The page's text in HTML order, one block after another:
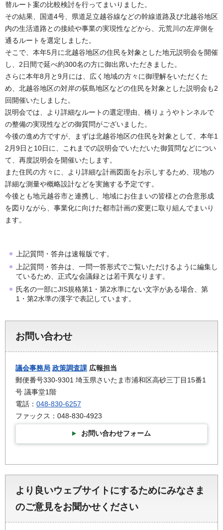
替ルート案の比較検討を行ってまいりました。
その結果、国道4号、県道足立越谷線などの幹線道路及び北越谷地区
内の生活道路との接続や事業の実現性などから、元荒川の左岸側を
通るルートを選定しました。
そこで、本年5月に北越谷地区の住民を対象とした地元説明会を開催
し、2日間で延べ約300名の方に御出席いただきました。
さらに本年8月と9月には、広く地域の方々に御理解をいただくた
め、北越谷地区の対岸の荻島地区などの住民を対象とした説明会も2
回開催いたしました。
説明会では、より詳細なルートの選定理由、橋りょうやトンネルで
の整備の実現性などの御質問がございました。
今後の進め方ですが、まずは北越谷地区の住民を対象として、本年1
2月9日と10日に、これまでの説明会でいただいた御質問などについ
て、再度説明会を開催いたします。
また住民の方々に、より詳細な計画図面をお示しするため、現地の
詳細な測量や概略設計などを実施する予定です。
今後とも地元越谷市と連携し、地域にお住まいの皆様との合意形成
を図りながら、事業化に向けた都市計画の変更に取り組んでまいり
ます。
上記質問・答弁は速報版です。
上記質問・答弁は、一問一答形式でご覧いただけるように編集し
ているため、正式な会議録とは若干異なります。
氏名の一部にJIS規格第1・第2水準にない文字がある場合、第
1・第2水準の漢字で表記しています。
お問い合わせ
議会事務局 政策調査課 広報担当
郵便番号330-9301 埼玉県さいたま市浦和区高砂三丁目15番1
号 議事堂1階
電話： 048-830-6257
ファックス：048-830-4923
お問い合わせフォーム
より良いウェブサイトにするためにみなさま
のご意見をお聞かせください